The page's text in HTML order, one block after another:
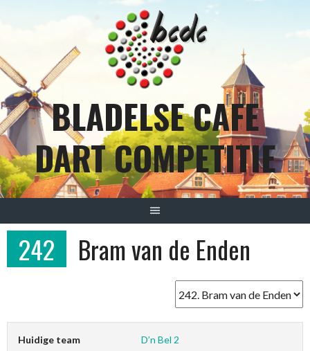
BLADELSE CAFE
DART COMPETITIE
242 Bram van de Enden
Huidige team D’n Bel 2